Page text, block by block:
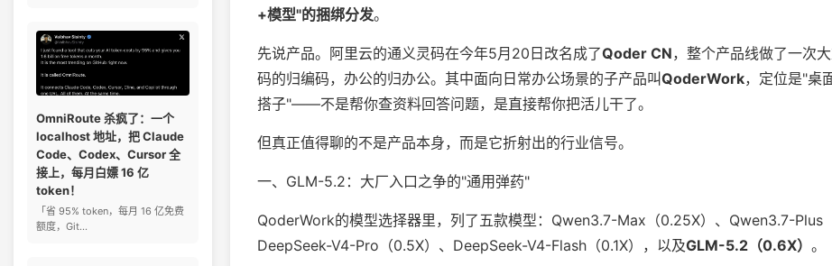
OmniRoute 杀疯了：一个
localhost 地址，把 Claude
Code、Codex、Cursor 全
接上，每月白嫖 16 亿
token！
「省 95% token，每月 16 亿免费
额度，Git...
+模型"的捆绑分发。
先说产品。阿里云的通义灵码在今年5月20日改名成了Qoder CN，整个产品线做了一次
码的归编码，办公的归办公。其中面向日常办公场景的子产品叫QoderWork，定位是"桌
搭子"——不是帮你查资料回答问题，是直接帮你把活儿干了。
但真正值得聊的不是产品本身，而是它折射出的行业信号。
一、GLM-5.2：大厂入口之争的"通用弹药"
QoderWork的模型选择器里，列了五款模型：Qwen3.7-Max（0.25X）、Qwen3.7-Plus（
DeepSeek-V4-Pro（0.5X）、DeepSeek-V4-Flash（0.1X），以及GLM-5.2（0.6X） 。